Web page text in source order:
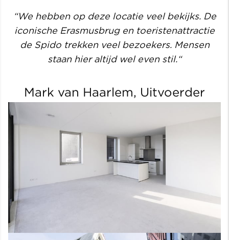
“We hebben op deze locatie veel bekijks. De
iconische Erasmusbrug en toeristenattractie
de Spido trekken veel bezoekers. Mensen
staan hier altijd wel even stil.“
Mark van Haarlem, Uitvoerder